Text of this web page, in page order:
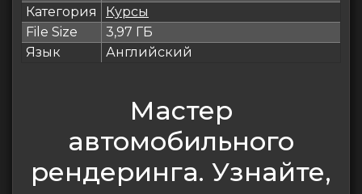
Категория
Курсы
File Size
3,97 ГБ
Язык
Английский
Мастер
автомобильного
рендеринга. Узнайте,